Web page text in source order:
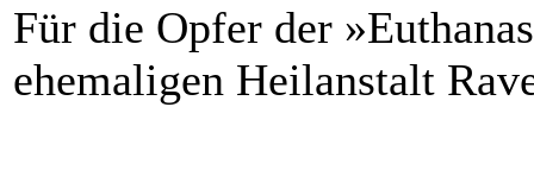
Für die Opfer der
ehemaligen Heilanstalt